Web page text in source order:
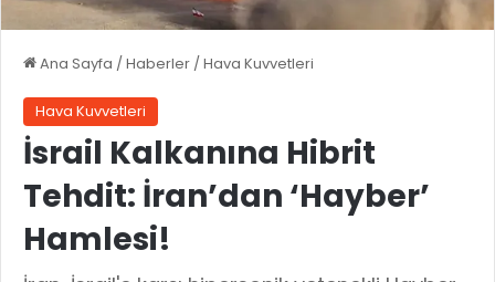
Ana Sayfa / Haberler / Hava Kuvvetleri
Hava Kuvvetleri
İsrail Kalkanına Hibrit
Tehdit: İran’dan ‘Hayber’
Hamlesi!